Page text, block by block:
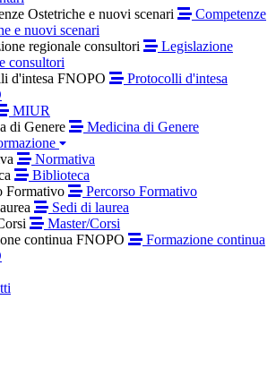
Ostetriche e nuovi scenari
Competenze
e nuovi scenari
regionale consultori
Legislazione
consultori
d'intesa FNOPO
Protocolli d'intesa
MIUR
di Genere
Medicina di Genere
Normativa
Biblioteca
Formativo
Percorso Formativo
Sedi di laurea
Master/Corsi
continua FNOPO
Formazione continua